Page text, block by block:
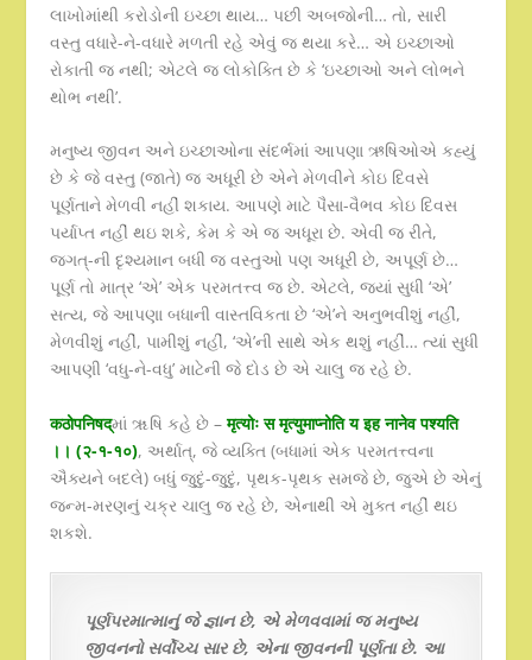
લાખોમાંથી કરોડોની ઇચ્છા થાય… પછી અબજોની… તો, સારી
વસ્તુ વધારે-ને-વધારે મળતી રહે એવું જ થયા કરે… એ ઇચ્છાઓ
રોકાતી જ નથી; એટલે જ લોકોક્તિ છે કે ‘ઇચ્છાઓ અને લોભને
થોભ નથી’.
મનુષ્ય જીવન અને ઇચ્છાઓના સંદર્ભમાં આપણા ઋષિઓએ કહ્યું
છે કે જે વસ્તુ (જાતે) જ અધૂરી છે એને મેળવીને કોઇ દિવસે
પૂર્ણતાને મેળવી નહીં શકાય. આપણે માટે પૈસા-વૈભવ કોઇ દિવસ
પર્યાપ્ત નહીં થઇ શકે, કેમ કે એ જ અધૂરા છે. એવી જ રીતે,
જગત્-ની દૃશ્યમાન બધી જ વસ્તુઓ પણ અધૂરી છે, અપૂર્ણ છે…
પૂર્ણ તો માત્ર ‘એ’ એક પરમતત્ત્વ જ છે. એટલે, જ્યાં સુધી ‘એ’
સત્ય, જે આપણા બધાની વાસ્તવિકતા છે ‘એ’ને અનુભવીશું નહીં,
મેળવીશું નહીં, પામીશું નહીં, ‘એ’ની સાથે એક થશું નહીં… ત્યાં સુધી
આપણી ‘વધુ-ને-વધુ’ માટેની જે દોડ છે એ ચાલુ જ રહે છે.
कठोपनिषद्માં ૠષિ કહે છે –मृत्योः स मृत्युमाप्नोति य इह नानेव पश्यति
।। (२-१-१०), અર્થાત્, જે વ્યક્તિ (બધામાં એક પરમતત્ત્વના
ઐક્યને બદલે) બધું જુદું-જુદું, પૃથક-પૃથક સમજે છે, જુએ છે એનું
જન્મ-મરણનું ચક્ર ચાલુ જ રહે છે, એનાથી એ મુક્ત નહીં થઇ
શકશે.
પૂર્ણપરમાત્માનું જે જ્ઞાન છે, એ મેળવવામાં જ મનુષ્ય
જીવનનો સર્વોચ્ચ સાર છે, એના જીવનની પૂર્ણતા છે. આ